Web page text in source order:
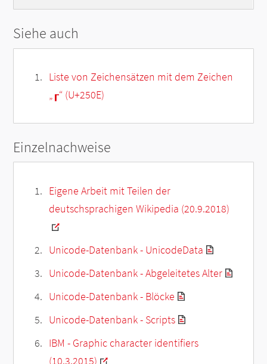
Siehe auch
Liste von Zeichensätzen mit dem Zeichen
„┎“ (U+250E)
Einzelnachweise
Eigene Arbeit mit Teilen der
deutschsprachigen Wikipedia (20.9.2018)
Unicode-Datenbank - UnicodeData
Unicode-Datenbank - Abgeleitetes Alter
Unicode-Datenbank - Blöcke
Unicode-Datenbank - Scripts
IBM - Graphic character identifiers
(10.3.2015)